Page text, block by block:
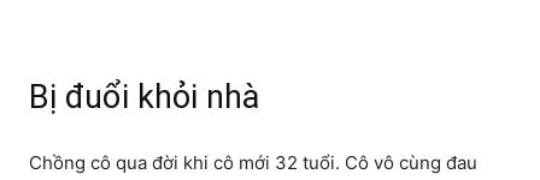
Bị đuổi khỏi nhà
Chồng cô qua đời khi cô mới 32 tuổi. Cô vô cùng đau